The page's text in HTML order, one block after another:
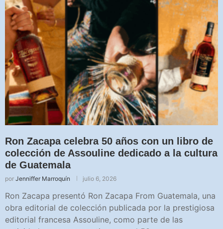
Ron Zacapa celebra 50 años con un libro de
colección de Assouline dedicado a la cultura
de Guatemala
por Jenniffer Marroquín julio 6, 2026
Ron Zacapa presentó Ron Zacapa From Guatemala, una
obra editorial de colección publicada por la prestigiosa
editorial francesa Assouline, como parte de las